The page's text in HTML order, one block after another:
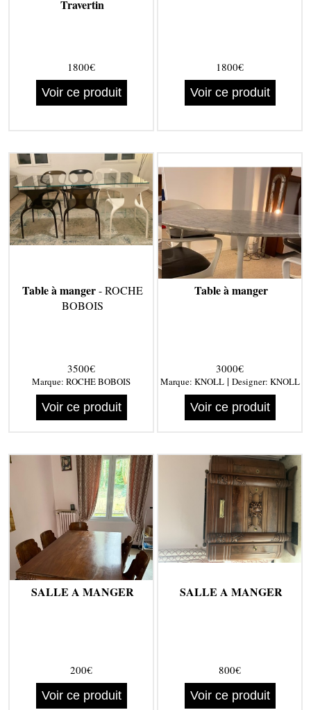
Travertin
1800€
Voir ce produit
1800€
Voir ce produit
Table à manger- ROCHE
BOBOIS
3500€
Marque: ROCHE BOBOIS
Voir ce produit
Table à manger
3000€
Marque: KNOLL| Designer: KNOLL
Voir ce produit
SALLE A MANGER
200€
Voir ce produit
SALLE A MANGER
800€
Voir ce produit